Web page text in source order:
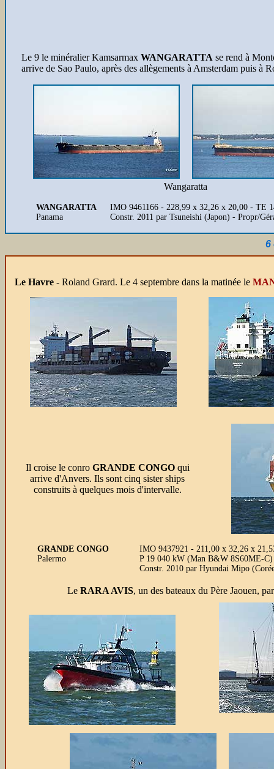
Le 9 le minéralier Kamsarmax WANGARATTA se rend à
arrive de Sao Paulo, après des allègements à Amsterdam puis à
Wangaratta
WANGARATTA
Panama
IMO 9461166 - 228,99 x 32,26 x 20,00 - TE
Constr. 2011 par Tsuneishi (Japon) - Propr/
6
Le Havre - Roland Grard. Le 4 septembre dans la matinée le
Il croise le conro GRANDE CONGOqui
arrive d'Anvers. Ils sont cinq sister ships
construits à quelques mois d'intervalle.
GRANDE CONGO
Palermo
IMO 9437921 - 211,00 x 32,26 x
P 19 040 kW (Man B&W 8S60ME-
Constr. 2010 par Hyundai Mipo
Le RARA AVIS, un des bateaux du Père Jaouen,